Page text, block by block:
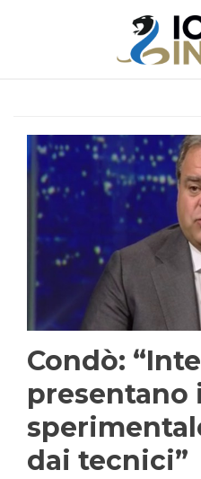
Condò:
presentano
dai tecnici”